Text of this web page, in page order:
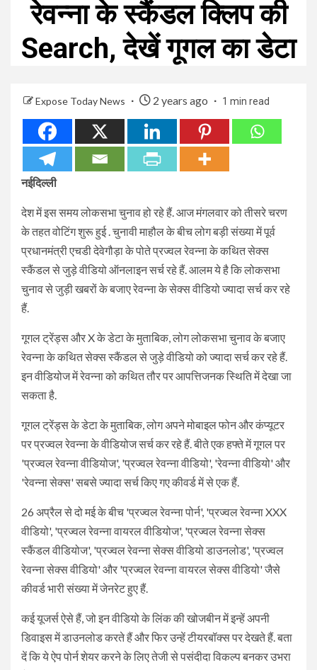
रेवन्ना के स्कैंडल क्लिप की
Search, देखें गूगल का डेटा
Expose Today News 2 years ago 1 min read
नईदिल्ली
देश में इस समय लोकसभा चुनाव हो रहे हैं. आज मंगलवार को तीसरे चरण
के तहत वोटिंग शुरू हुई . चुनावी माहौल के बीच लोग बड़ी संख्या में पूर्व
प्रधानमंत्री एचडी देवेगौड़ा के पोते प्रज्वल रेवन्ना के कथित सेक्स
स्कैंडल से जुड़े वीडियो ऑनलाइन सर्च रहे हैं. आलम ये है कि लोकसभा
चुनाव से जुड़ी खबरों के बजाए रेवन्ना के सेक्स वीडियो ज्यादा सर्च कर रहे
हैं.
गूगल ट्रेंड्स और X के डेटा के मुताबिक, लोग लोकसभा चुनाव के बजाए
रेवन्ना के कथित सेक्स स्कैंडल से जुड़े वीडियो को ज्यादा सर्च कर रहे हैं.
इन वीडियोज में रेवन्ना को कथित तौर पर आपत्तिजनक स्थिति में देखा जा
सकता है.
गूगल ट्रेंड्स के डेटा के मुताबिक, लोग अपने मोबाइल फोन और कंप्यूटर
पर प्रज्वल रेवन्ना के वीडियोज सर्च कर रहे हैं. बीते एक हफ्ते में गूगल पर
'प्रज्वल रेवन्ना वीडियोज', 'प्रज्वल रेवन्ना वीडियो', 'रेवन्ना वीडियो' और
'रेवन्ना सेक्स' सबसे ज्यादा सर्च किए गए कीवर्ड में से एक हैं.
26 अप्रैल से दो मई के बीच 'प्रज्वल रेवन्ना पोर्न', 'प्रज्वल रेवन्ना XXX
वीडियो', 'प्रज्वल रेवन्ना वायरल वीडियोज', 'प्रज्वल रेवन्ना सेक्स
स्कैंडल वीडियोज', 'प्रज्वल रेवन्ना सेक्स वीडियो डाउनलोड', 'प्रज्वल
रेवन्ना सेक्स वीडियो' और 'प्रज्वल रेवन्ना वायरल सेक्स वीडियो' जैसे
कीवर्ड भारी संख्या में जेनरेट हुए हैं.
कई यूजर्स ऐसे हैं, जो इन वीडियो के लिंक की खोजबीन में इन्हें अपनी
डिवाइस में डाउनलोड करते हैं और फिर उन्हें टीयरबॉक्स पर देखते हैं. बता
दें कि ये ऐप पोर्न शेयर करने के लिए तेजी से पसंदीदा विकल्प बनकर उभरा